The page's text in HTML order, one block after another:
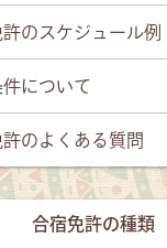
のスケジュール例
について
のよくある質問
合宿免許の種類